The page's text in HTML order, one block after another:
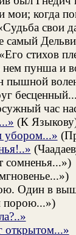
мои; когда
свои
самый
стихов
пунша и
пышной
час
(К
убором...»
сомненья...»)
Один в
порою...»)
открытом...»